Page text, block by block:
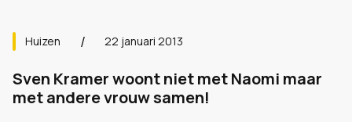
Huizen 22 januari 2013
Sven Kramer woont niet met Naomi maar
met andere vrouw samen!